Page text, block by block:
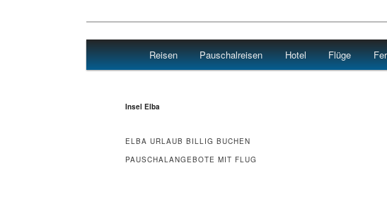
Hotel Flug Reisen
Main menu
Skip to primary content
Skip to secondary content
Reisen Pauschalreisen Hotel Flüge
Insel Elba
ELBA URLAUB BILLIG BUCHEN
PAUSCHALANGEBOTE MIT FLUG